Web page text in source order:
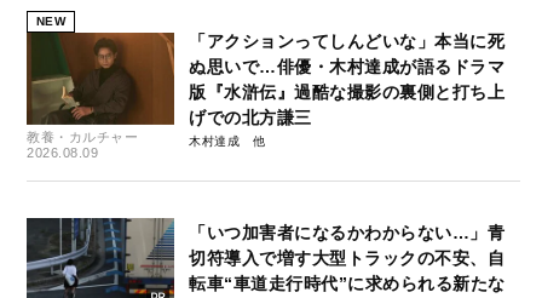
NEW
教養・カルチャー
2026.08.09
「アクションってしんどいな」本当に死
ぬ思いで…俳優・木村達成が語るドラマ
版『水滸伝』過酷な撮影の裏側と打ち上
げでの北方謙三
木村達成
「いつ加害者になるかわからない…」青
切符導入で増す大型トラックの不安、自
転車“車道走行時代”に求められる新たな